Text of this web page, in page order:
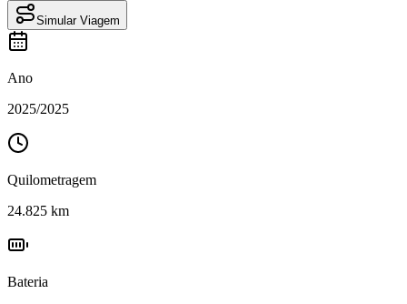
Simular Viagem
Ano
2025/2025
Quilometragem
24.825 km
Bateria